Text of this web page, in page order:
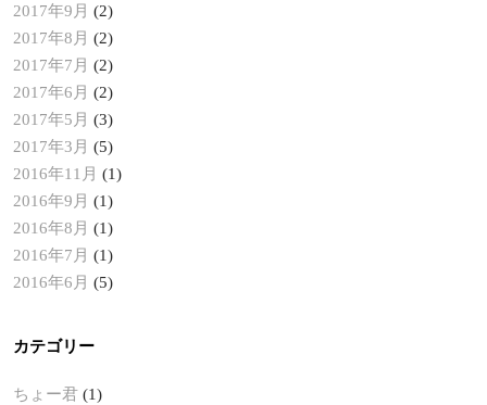
2017年9月 (2)
2017年8月 (2)
2017年7月 (2)
2017年6月 (2)
2017年5月 (3)
2017年3月 (5)
2016年11月 (1)
2016年9月 (1)
2016年8月 (1)
2016年7月 (1)
2016年6月 (5)
カテゴリー
ちょー君 (1)